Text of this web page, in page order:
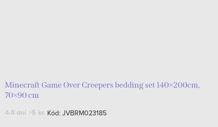
Minecraft Game Over Creepers bedding set 140×200cm,
70×90 cm
4-8 dní >5 ks Kód: JVBRM023185